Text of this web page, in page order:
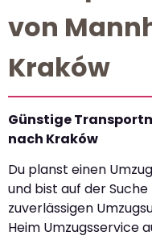
von
Kraków
Günstige
nach Kraków
Du planst einen
und bist auf der
zuverlässigen
Heim Umzugsservice